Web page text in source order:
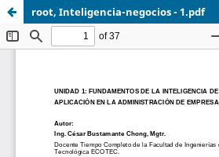
root, Inteligencia-negocios - 1.pdf